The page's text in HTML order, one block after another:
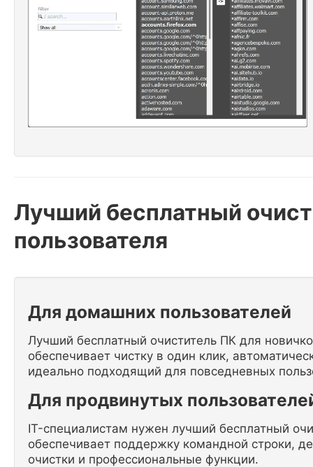
Лучший бесплатный
пользователя
Для домашних пользователей
Лучший бесплатный очиститель ПК для
обеспечивает чистку в один клик,
идеально подходящий для повседневных
Для продвинутых
IT-специалистам нужен лучший бесплатный
обеспечивает поддержку командной строки,
очистки и профессиональные функции.